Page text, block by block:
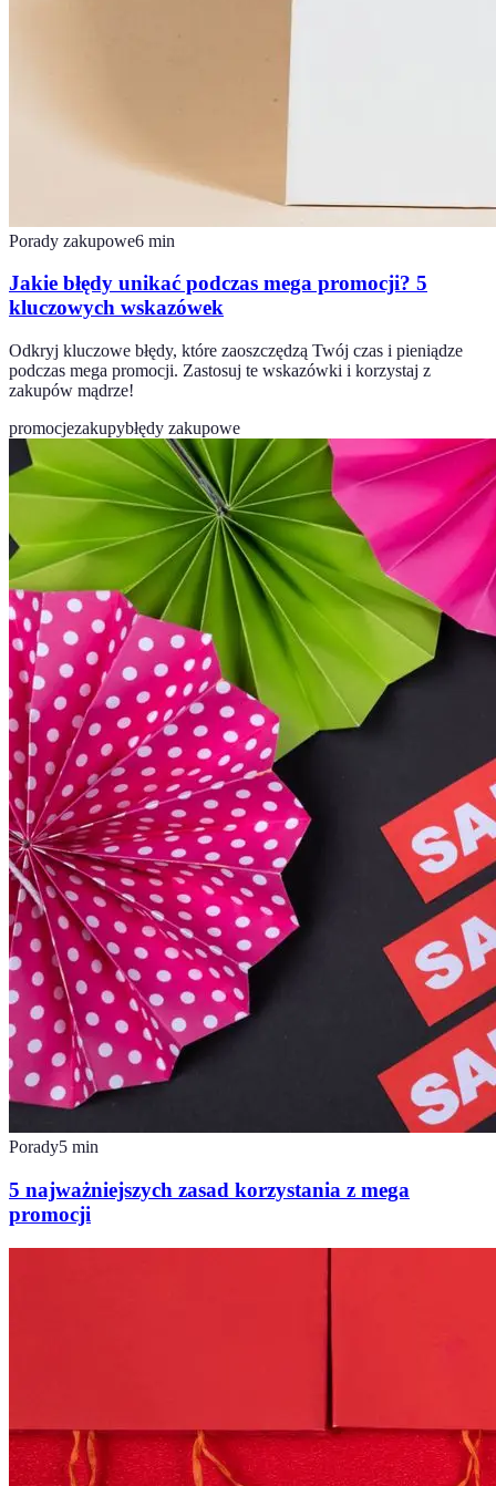
Porady zakupowe6 min
Jakie błędy unikać podczas mega promocji? 5
kluczowych wskazówek
Odkryj kluczowe błędy, które zaoszczędzą Twój czas i pieniądze
podczas mega promocji. Zastosuj te wskazówki i korzystaj z
zakupów mądrze!
promocjezakupybłędy zakupowe
Porady5 min
5 najważniejszych zasad korzystania z mega
promocji